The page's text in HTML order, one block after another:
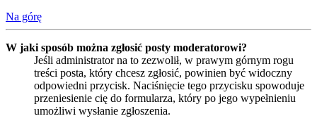
Na górę
W jaki sposób można zgłosić posty moderatorowi?
Jeśli administrator na to zezwolił, w prawym górnym rogu
treści posta, który chcesz zgłosić, powinien być widoczny
odpowiedni przycisk. Naciśnięcie tego przycisku spowoduje
przeniesienie cię do formularza, który po jego wypełnieniu
umożliwi wysłanie zgłoszenia.